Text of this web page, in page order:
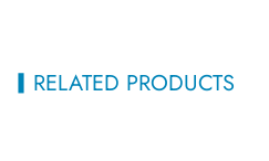
RELATED PRODUCTS